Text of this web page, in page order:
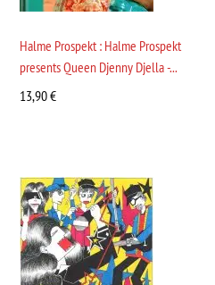
Halme Prospekt : Halme Prospekt
presents Queen Djenny Djella -...
13,90€